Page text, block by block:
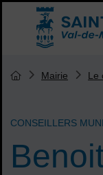
Menu de raccourcis
Accueil ville de
CONSEILLERS
Vous êtes ici :
Page d'accueil du
Mairie Le